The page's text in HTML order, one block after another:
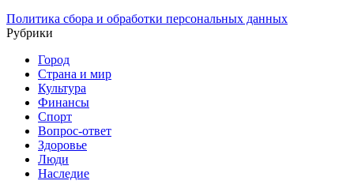
Политика сбора и обработки персональных данных
Рубрики
Город
Страна и мир
Культура
Финансы
Спорт
Вопрос-ответ
Здоровье
Люди
Наследие